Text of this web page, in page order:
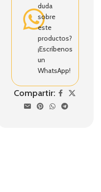
duda
sobre
este
productos?
¡Escríbenos
un
WhatsApp!
Compartir: